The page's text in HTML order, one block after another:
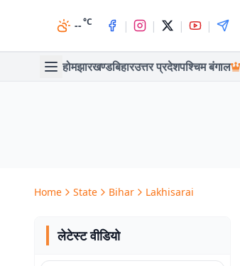
--°C | | | |
होमझारखण्डबिहारउत्तर प्रदेशपश्चिम बंगाल
Home State Bihar Lakhisarai
लेटेस्ट वीडियो